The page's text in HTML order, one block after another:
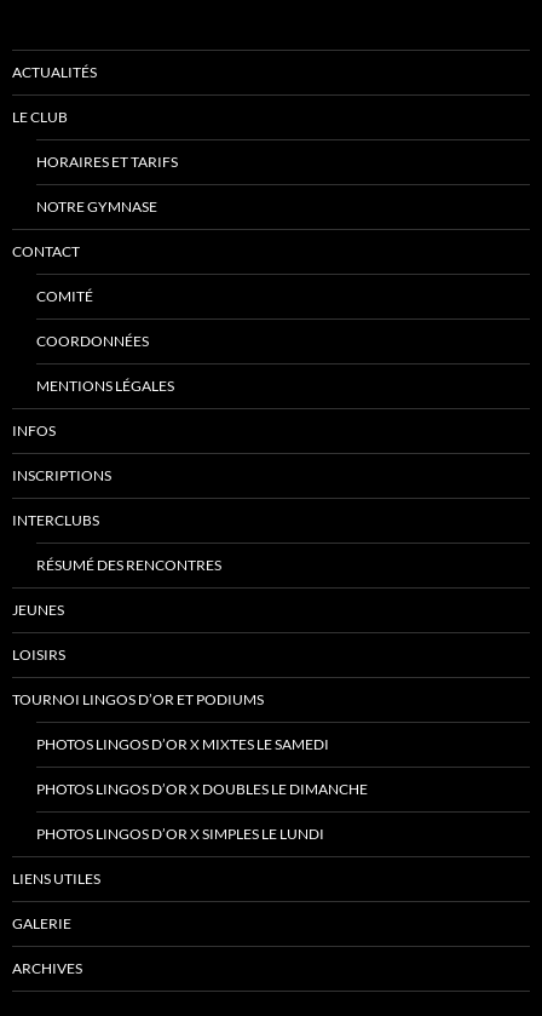
ACTUALITÉS
LE CLUB
HORAIRES ET TARIFS
NOTRE GYMNASE
CONTACT
COMITÉ
COORDONNÉES
MENTIONS LÉGALES
INFOS
INSCRIPTIONS
INTERCLUBS
RÉSUMÉ DES RENCONTRES
JEUNES
LOISIRS
TOURNOI LINGOS D’OR ET PODIUMS
PHOTOS LINGOS D’OR X MIXTES LE SAMEDI
PHOTOS LINGOS D’OR X DOUBLES LE DIMANCHE
PHOTOS LINGOS D’OR X SIMPLES LE LUNDI
LIENS UTILES
GALERIE
ARCHIVES